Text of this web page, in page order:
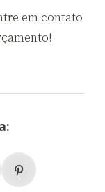
em contato
Pinterest